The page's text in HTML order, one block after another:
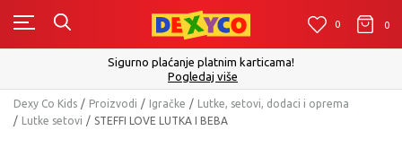
0 0
Click&Collect - Platite karticom Online i preuzmite u prodavnici
izboru
Pogledaj više
Dexy Co Kids Proizvodi Igračke
Lutke, setovi, dodaci i oprema
Lutke setovi
STEFFI LOVE LUTKA I BEBA